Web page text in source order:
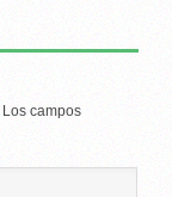
Los campos